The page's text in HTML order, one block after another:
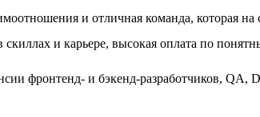
и отличная команда, которая
скиллах и карьере, высокая оплата по
фронтенд- и бэкенд-разработчиков,